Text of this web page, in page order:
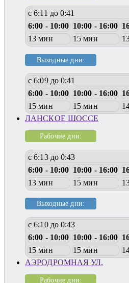
с 6:11 до 0:41
6:00 - 10:00 10:00 - 16:00
13 мин
15 мин
Выходные дни:
с 6:09 до 0:41
6:00 - 10:00 10:00 - 16:00
15 мин
15 мин
ЛАНСКОЕ ШОССЕ
Рабочие дни:
с 6:13 до 0:43
6:00 - 10:00 10:00 - 16:00
13 мин
15 мин
Выходные дни:
с 6:10 до 0:43
6:00 - 10:00 10:00 - 16:00
15 мин
15 мин
АЭРОДРОМНАЯ УЛ.
Рабочие дни: